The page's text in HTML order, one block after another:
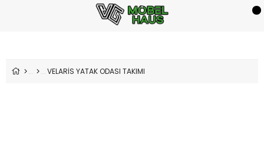
VELARİS YATAK ODASI TAKIMI